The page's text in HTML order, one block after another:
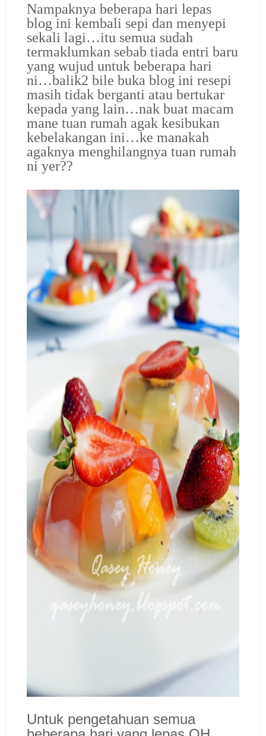
Nampaknya beberapa hari lepas
blog ini kembali sepi dan menyepi
sekali lagi…itu semua sudah
termaklumkan sebab tiada entri baru
yang wujud untuk beberapa hari
ni…balik2 bile buka blog ini resepi
masih tidak berganti atau bertukar
kepada yang lain…nak buat macam
mane tuan rumah agak kesibukan
kebelakangan ini…ke manakah
agaknya menghilangnya tuan rumah
ni yer??
Untuk pengetahuan semua